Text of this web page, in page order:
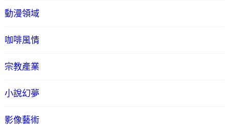
動漫領域
咖啡風情
宗教產業
小說幻夢
影像藝術